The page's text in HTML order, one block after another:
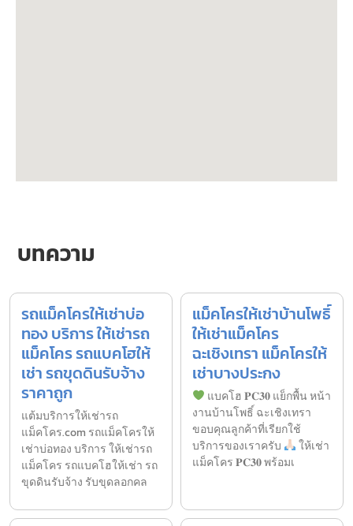
บทความ
รถแม็คโครให้เช่าบ่อ
ทอง บริการ ให้เช่ารถ
แม็คโคร รถแบคโฮให้
เช่า รถขุดดินรับจ้าง
ราคาถูก
แต้มบริการให้เช่ารถ
แม็คโคร.com รถแม็คโครให้
เช่าบ่อทอง บริการ ให้เช่ารถ
แม็คโคร รถแบคโฮให้เช่า รถ
ขุดดินรับจ้าง รับขุดลอกคล
แม็คโครให้เช่าบ้านโพธิ์
ให้เช่าแม็คโคร
ฉะเชิงเทรา แม็คโครให้
เช่าบางประกง
แบคโฮ 𝐏𝐂𝟑𝟎 แย็กพื้น หน้า
งานบ้านโพธิ์ ฉะเชิงเทรา
ขอบคุณลูกค้าที่เรียกใช้
บริการของเราครับ
ให้เช่า
แม็คโคร 𝐏𝐂𝟑𝟎 พร้อมเ